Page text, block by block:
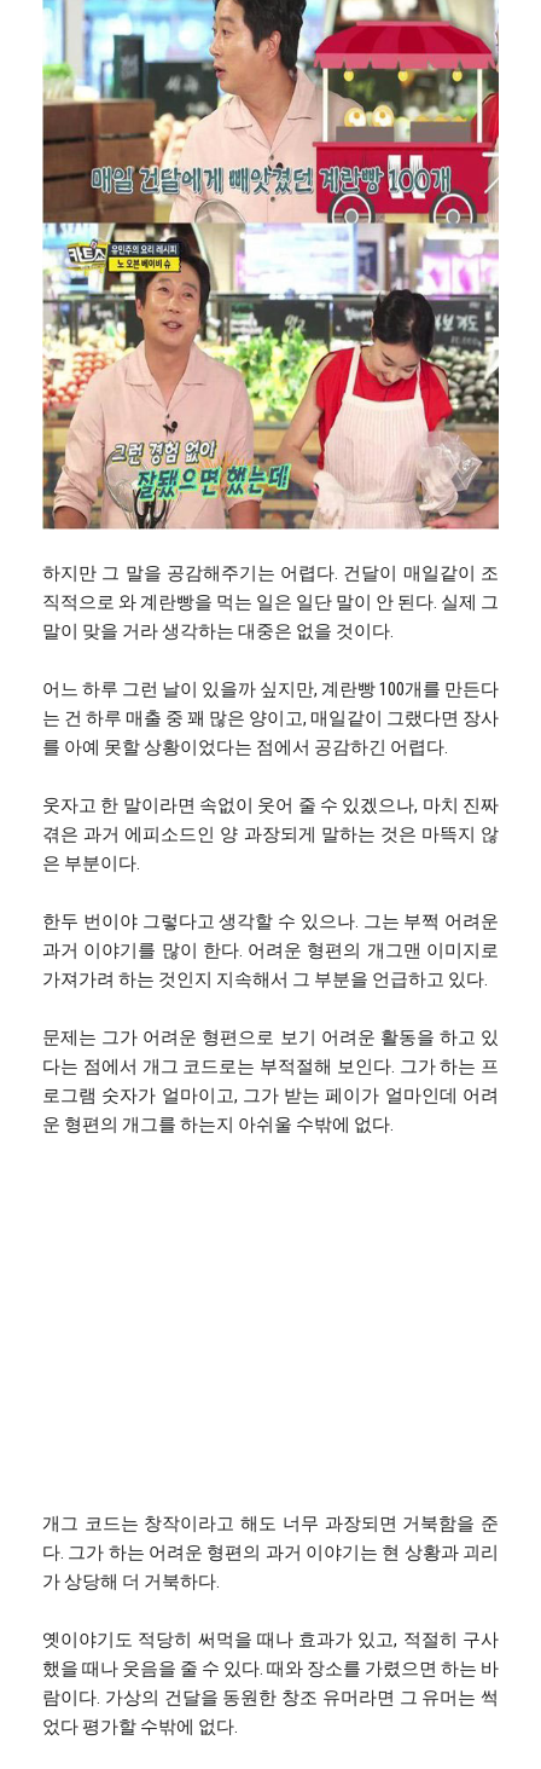
하지만 그 말을 공감해주기는 어렵다. 건달이 매일같이 조
직적으로 와 계란빵을 먹는 일은 일단 말이 안 된다. 실제 그
말이 맞을 거라 생각하는 대중은 없을 것이다.
어느 하루 그런 날이 있을까 싶지만, 계란빵 100개를 만든다
는 건 하루 매출 중 꽤 많은 양이고, 매일같이 그랬다면 장사
를 아예 못할 상황이었다는 점에서 공감하긴 어렵다.
웃자고 한 말이라면 속없이 웃어 줄 수 있겠으나, 마치 진짜
겪은 과거 에피소드인 양 과장되게 말하는 것은 마뜩지 않
은 부분이다.
한두 번이야 그렇다고 생각할 수 있으나. 그는 부쩍 어려운
과거 이야기를 많이 한다. 어려운 형편의 개그맨 이미지로
가져가려 하는 것인지 지속해서 그 부분을 언급하고 있다.
문제는 그가 어려운 형편으로 보기 어려운 활동을 하고 있
다는 점에서 개그 코드로는 부적절해 보인다. 그가 하는 프
로그램 숫자가 얼마이고, 그가 받는 페이가 얼마인데 어려
운 형편의 개그를 하는지 아쉬울 수밖에 없다.
개그 코드는 창작이라고 해도 너무 과장되면 거북함을 준
다. 그가 하는 어려운 형편의 과거 이야기는 현 상황과 괴리
가 상당해 더 거북하다.
옛이야기도 적당히 써먹을 때나 효과가 있고, 적절히 구사
했을 때나 웃음을 줄 수 있다. 때와 장소를 가렸으면 하는 바
람이다. 가상의 건달을 동원한 창조 유머라면 그 유머는 썩
었다 평가할 수밖에 없다.